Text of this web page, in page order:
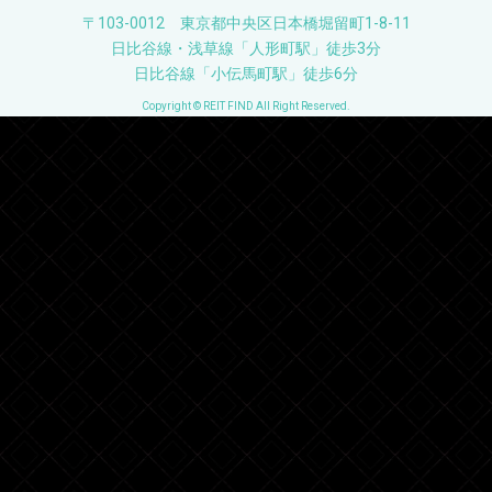
〒103-0012 東京都中央区日本橋堀留町1-8-11
日比谷線・浅草線「人形町駅」徒歩3分
日比谷線「小伝馬町駅」徒歩6分
Copyright © REIT FIND All Right Reserved.